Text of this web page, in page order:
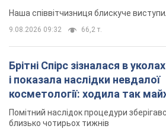
Наша співвітчизниця блискуче
9.08.2026 09:32 66,2 т.
Брітні Спірс зізналася в
і показала наслідки невдалої
косметології: ходила так
місяць
Помітний наслідок процедури
близько чотирьох тижнів